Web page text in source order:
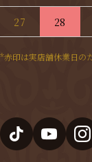
27 28
*赤印は実店舗休業日の